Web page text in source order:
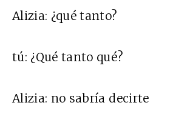
Alizia: ¿qué tanto?
tú: ¿Qué tanto qué?
Alizia: no sabría decirte